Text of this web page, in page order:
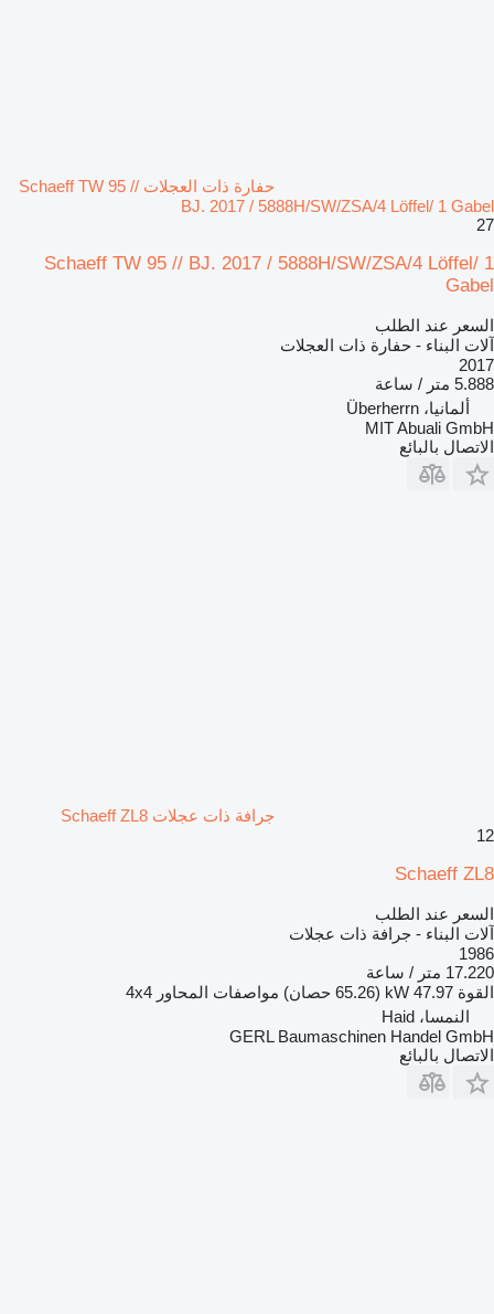
حفارة ذات العجلات Schaeff TW 95 //
BJ. 2017 / 5888H/SW/ZSA/4 Löffel/ 1 Gabel
27
Schaeff TW 95 // BJ. 2017 / 5888H/SW/ZSA/4 Löffel/ 1
Gabel
السعر عند الطلب
آلات البناء - حفارة ذات العجلات
2017
5.888 متر / ساعة
ألمانيا، Überherrn
MIT Abuali GmbH
الاتصال بالبائع
جرافة ذات عجلات Schaeff ZL8
12
Schaeff ZL8
السعر عند الطلب
آلات البناء - جرافة ذات عجلات
1986
17.220 متر / ساعة
القوة 47.97 kW (65.26 حصان) مواصفات المحاور 4x4
النمسا، Haid
GERL Baumaschinen Handel GmbH
الاتصال بالبائع